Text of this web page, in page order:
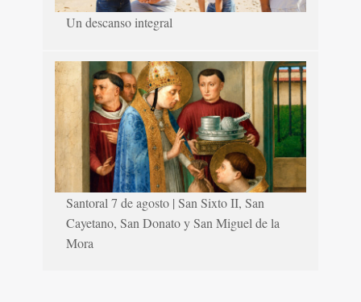
Un descanso integral
Santoral 7 de agosto | San Sixto II, San
Cayetano, San Donato y San Miguel de la
Mora